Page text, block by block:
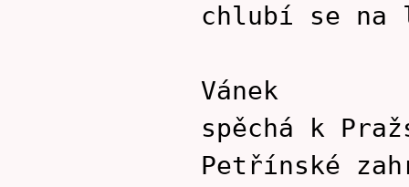
chlubí se na
Vánek
spěchá k
Petřínské